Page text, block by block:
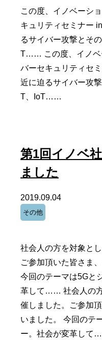
この度、イノベーシ
キュリティセミナー
るサイバー攻撃とそ
T…… この度、イノベ
バーセキュリティセ
近に迫るサイバー攻
T、IoT……
第1回イノベ
ました
2019.09.04
その他
社会人の方を対象と
ご参加頂いた皆さま
今回のテーマは5Gと
革して…… 社会人の
催しました。ご参加
いました。 今回のテ
ー。社会が変革して